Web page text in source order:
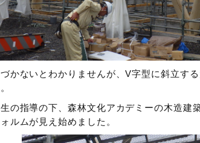
かないとわかりませんが、V字型に斜立す
の指導の下、森林文化アカデミーの木造建
ルムが見え始めました。